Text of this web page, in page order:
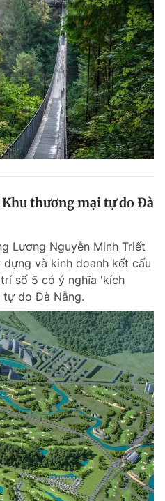
Tin 360
Magazine
Bạn cần biết
Liên hệ quảng cáo
thoại
Liên hệ quảng cáo
0908 780 404
Tòa soạn Chính sách bảo
thương mại tự do Đà
Lương Nguyễn Minh Triết
và kinh doanh kết cấu
số 5 có ý nghĩa 'kích
tự do Đà Nẵng.